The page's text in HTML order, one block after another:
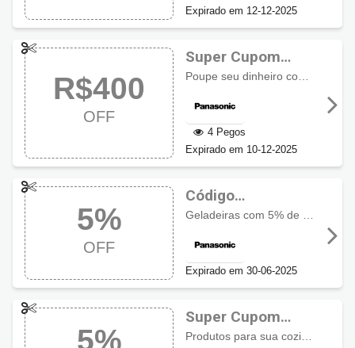
Expirado em 12-12-2025
R$400
OFF
Super Cupom
Panasonic com
4 Pegos
Expirado em 10-12-2025
5%
OFF
Código
promocional
OFF
Expirado em 30-06-2025
5%
Super Cupom
Panasonic com 5%
Produtos para sua cozinha com 5% de desconto no cupom. Produtos selecionados: HL-CX672BRPK KY-W648CLRPK NP-6M1MBKBRP